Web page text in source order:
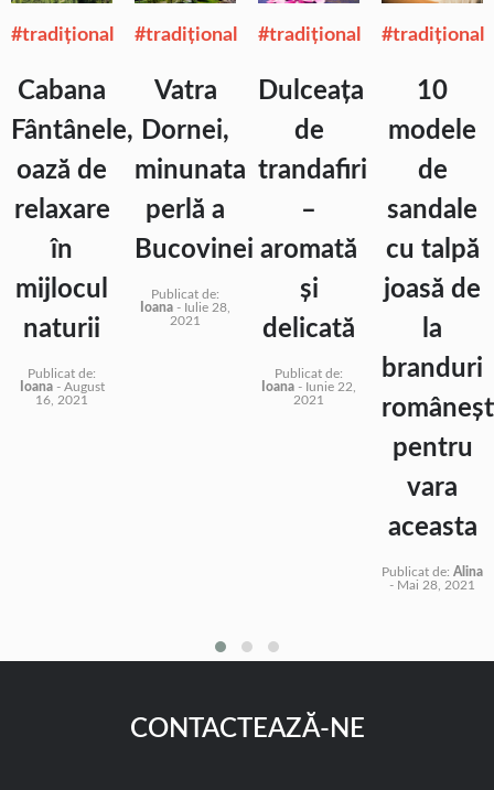
#tradiţional
Cabana
Fântânele,
oază de
relaxare
în
mijlocul
naturii
Publicat de:
Ioana- August
16, 2021
#tradiţional
Vatra
Dornei,
minunata
perlă a
Bucovinei
Publicat de:
Ioana - Iulie 28,
2021
#tradiţional
Dulceața
de
trandafiri
–
aromată
și
delicată
Publicat de:
Ioana - Iunie 22,
2021
#tradiţional
10
modele
de
sandale
cu talpă
joasă de
la
branduri
pentru
vara
aceasta
Publicat de: Alina
- Mai 28, 2021
CONTACTEAZĂ-NE